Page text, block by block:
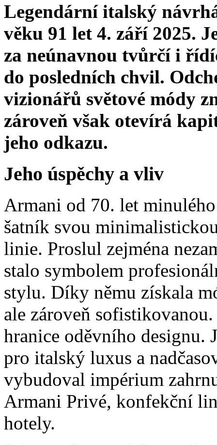
Legendární italský
věku 91 let 4. září 2025.
za neúnavnou tvůrčí i
do posledních chvil.
vizionářů světové módy
zároveň však otevírá
jeho odkazu.
Jeho úspěchy a vliv
Armani od 70. let
šatník svou
linie. Proslul zejména
stalo symbolem
stylu. Díky němu získala
ale zároveň
hranice oděvního designu.
pro italský luxus a
vybudoval impérium
Armani Privé, konfekční
hotely.